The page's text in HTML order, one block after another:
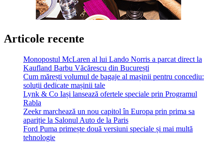
Articole recente
Monopostul McLaren al lui Lando Norris a parcat direct la
Kaufland Barbu Văcărescu din București
Cum mărești volumul de bagaje al mașinii pentru concediu:
soluții dedicate mașinii tale
Lynk & Co Iași lansează ofertele speciale prin Programul
Rabla
Zeekr marchează un nou capitol în Europa prin prima sa
apariție la Salonul Auto de la Paris
Ford Puma primește două versiuni speciale și mai multă
tehnologie